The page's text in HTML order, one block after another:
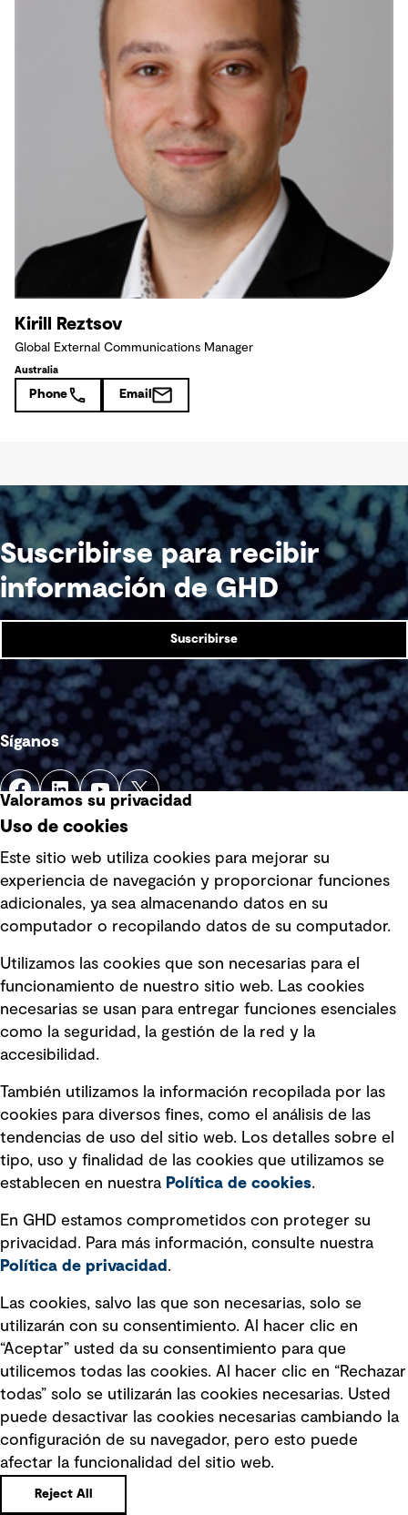
Kirill Reztsov
Global External Communications Manager
Australia
Phone Email
Suscribirse para recibir
información de GHD
Suscribirse
Síganos
Enlaces rápidos
Política de privacidad Política de
Información legal
Declaraciones de Políticas
Declaración sobre la esclavitud
moderna
Información sobre fraude detectado en
mensajes y avisos
Estándar de accesibilidad
Gestión de la Integridad
Marketing y comunicaciones
Vendors
Valoramos su privacidad
Uso de cookies
Este sitio web utiliza cookies para mejorar su
experiencia de navegación y proporcionar funciones
adicionales, ya sea almacenando datos en su
computador o recopilando datos de su computador.
Utilizamos las cookies que son necesarias para el
funcionamiento de nuestro sitio web. Las cookies
necesarias se usan para entregar funciones esenciales
como la seguridad, la gestión de la red y la
accesibilidad.
También utilizamos la información recopilada por las
cookies para diversos fines, como el análisis de las
tendencias de uso del sitio web. Los detalles sobre el
tipo, uso y finalidad de las cookies que utilizamos se
establecen en nuestra Política de cookies.
En GHD estamos comprometidos con proteger su
privacidad. Para más información, consulte nuestra
Política de privacidad .
Las cookies, salvo las que son necesarias, solo se
utilizarán con su consentimiento. Al hacer clic en
“Aceptar” usted da su consentimiento para que
utilicemos todas las cookies. Al hacer clic en “Rechazar
todas” solo se utilizarán las cookies necesarias. Usted
puede desactivar las cookies necesarias cambiando la
configuración de su navegador, pero esto puede
afectar la funcionalidad del sitio web.
Reject All